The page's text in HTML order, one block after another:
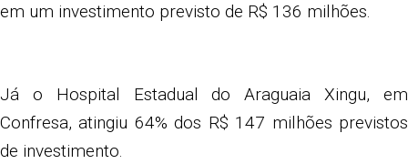
em um investimento previsto de R$ 136 milhões.
Já o Hospital Estadual do Araguaia Xingu, em
Confresa, atingiu 64% dos R$ 147 milhões previstos
de investimento.